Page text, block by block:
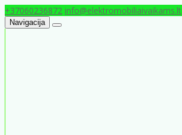
+37060236872 info@elektromobiliaivaikams.lt
Navigacija